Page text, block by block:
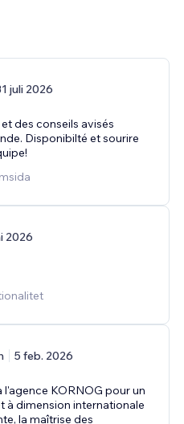
juli 2026
des conseils avisés
Disponibilté et sourire
2026
5 feb. 2026
KORNOG pour un
à dimension internationale
la maîtrise des